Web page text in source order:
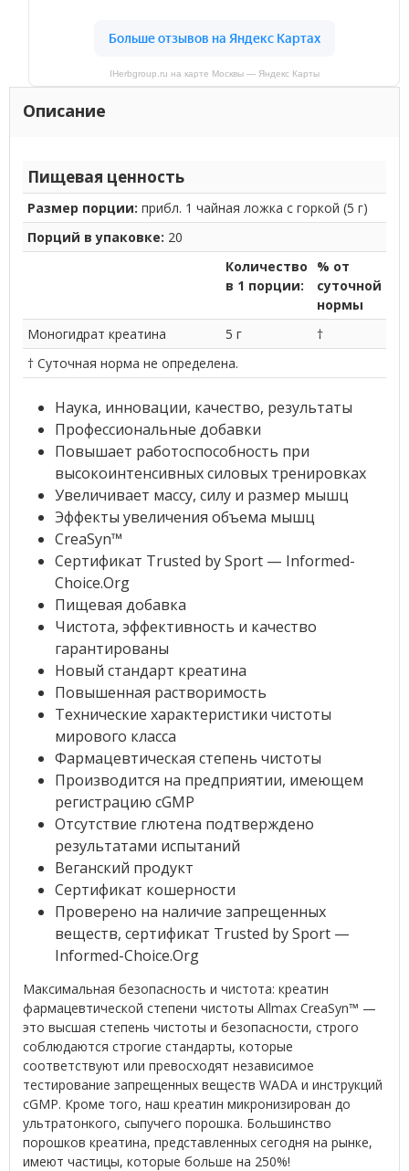
IHerbgroup.ru на карте Москвы — Яндекс Карты
Описание
Пищевая ценность
Размер порции: прибл. 1 чайная ложка с горкой (5 г)
Порций в упаковке: 20
Количество
в 1 порции:
% от
суточной
нормы
Моногидрат креатина
5 г
†
† Суточная норма не определена.
Наука, инновации, качество, результаты
Профессиональные добавки
Повышает работоспособность при
высокоинтенсивных силовых тренировках
Увеличивает массу, силу и размер мышц
Эффекты увеличения объема мышц
CreaSyn™
Сертификат Trusted by Sport — Informed-
Choice.Org
Пищевая добавка
Чистота, эффективность и качество
гарантированы
Новый стандарт креатина
Повышенная растворимость
Технические характеристики чистоты
мирового класса
Фармацевтическая степень чистоты
Производится на предприятии, имеющем
регистрацию cGMP
Отсутствие глютена подтверждено
результатами испытаний
Веганский продукт
Сертификат кошерности
Проверено на наличие запрещенных
веществ, сертификат Trusted by Sport —
Informed-Choice.Org
Максимальная безопасность и чистота: креатин
фармацевтической степени чистоты Allmax CreaSyn™ —
это высшая степень чистоты и безопасности, строго
соблюдаются строгие стандарты, которые
соответствуют или превосходят независимое
тестирование запрещенных веществ WADA и инструкций
cGMP. Кроме того, наш креатин микронизирован до
ультратонкого, сыпучего порошка. Большинство
порошков креатина, представленных сегодня на рынке,
имеют частицы, которые больше на 250%!